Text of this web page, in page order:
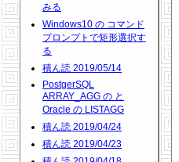
みる
Windows10 の コマンド
プロンプトで矩形選択す
る
積ん読 2019/05/14
PostgerSQL
ARRAY_AGG の と
Oracle の LISTAGG
積ん読 2019/04/24
積ん読 2019/04/23